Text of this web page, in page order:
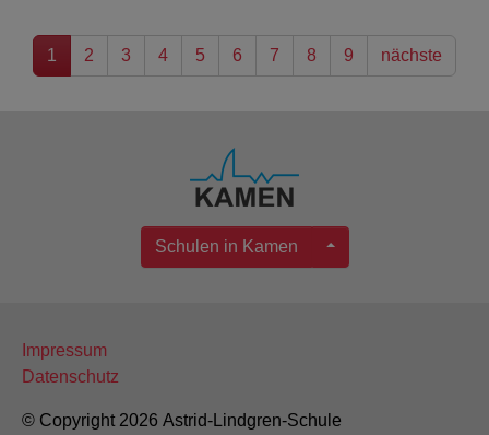
1 2 3 4 5 6 7 8 9 nächste
Schulen in Kamen
Impressum
Datenschutz
© Copyright 2026 Astrid-Lindgren-Schule